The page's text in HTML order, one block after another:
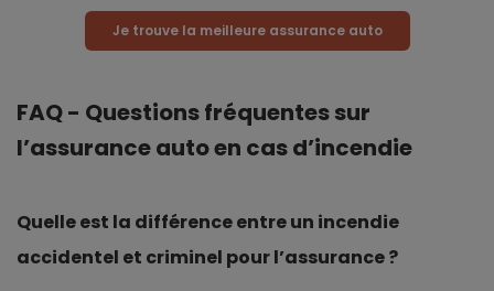
Je trouve la meilleure assurance auto
FAQ - Questions fréquentes sur
l’assurance auto en cas d’incendie
Quelle est la différence entre un incendie
accidentel et criminel pour l’assurance ?